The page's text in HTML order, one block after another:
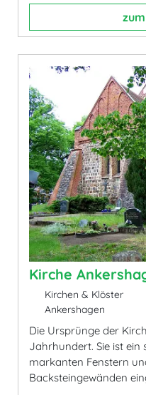
Kirche
Kirchen & Klöster
Ankershagen
Die Ursprünge der
Jahrhundert. Sie ist
markanten Fenstern
Backsteingewänden